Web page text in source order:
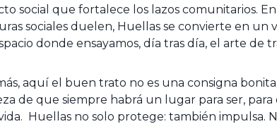
social que fortalece los lazos comunitarios.
sociales duelen, Huellas se convierte en
donde ensayamos, día tras día, el arte de
aquí el buen trato no es una consigna
de que siempre habrá un lugar para ser, para
Huellas no solo protege: también impulsa.